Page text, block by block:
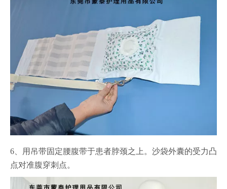
6、用吊带固定腰腹带于患者脖颈之上。 沙袋外囊的受力凸
点对准腹穿刺点。